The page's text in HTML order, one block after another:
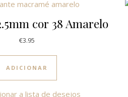
cor 38 Amarelo
€3.95
ADICIONAR
a lista de desejos